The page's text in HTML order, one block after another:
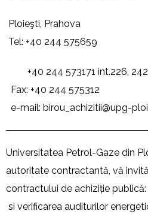
Ploieşti, Prahova
Tel: +40 244 575659
+40 244 573171 int.226, 242
Fax: +40 244 575312
e-mail: birou_achizitii@upg-
Universitatea Petrol-Gaze din
autoritate contractantă, vă
contractului de achiziție
si verificarea auditurilor